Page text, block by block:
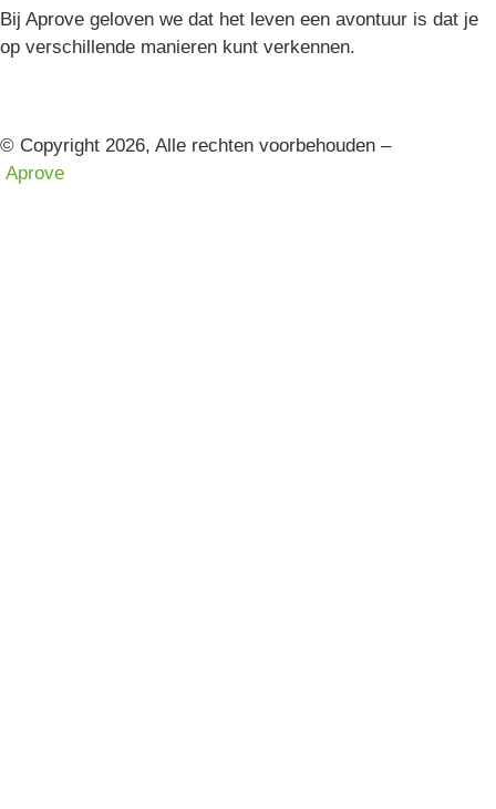
Bij Aprove geloven we dat het leven een avontuur is dat je
op verschillende manieren kunt verkennen.
© Copyright 2026, Alle rechten voorbehouden –
Aprove